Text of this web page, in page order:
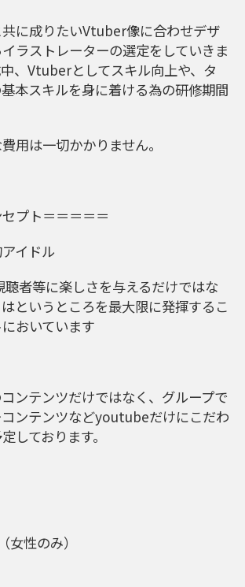
に成りたいVtuber像に合わせデザ
ラストレーターの選定をしていきま
、Vtuberとしてスキル向上や、タ
本スキルを身に着ける為の研修期間
用は一切かかりません。
プト＝＝＝＝＝
ドル
者等に楽しさを与えるだけではな
というところを最大限に発揮するこ
おいています
ンテンツだけではなく、グループで
ンテンツなどyoutubeだけにこだわ
しております。
性のみ）